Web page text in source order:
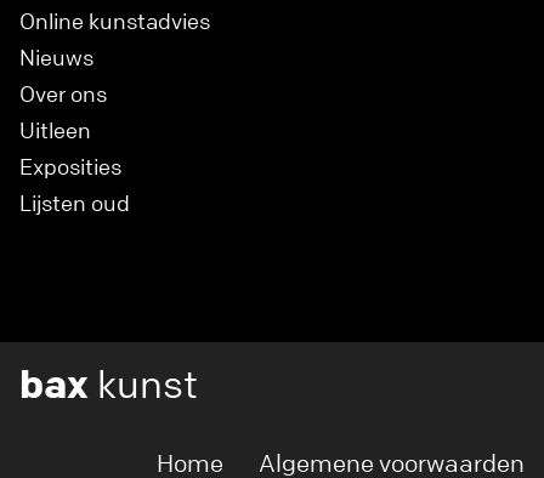
Online kunstadvies
Nieuws
Over ons
Uitleen
Exposities
Lijsten oud
bax kunst
Home Algemene voorwaarden